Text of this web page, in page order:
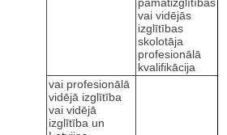
vai vidējās
izglītības
skolotāja
profesionālā
kvalifikācija
vai profesionālā
vidējā izglītība
vai vidējā
izglītība un